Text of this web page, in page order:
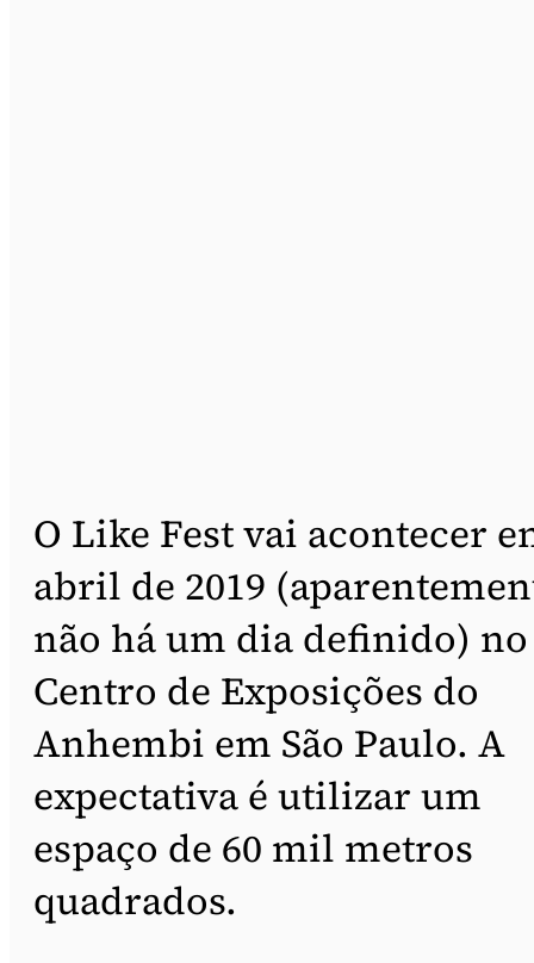
O Like Fest vai acontecer
abril de 2019
não há um dia definido) no
Centro de Exposições do
Anhembi em São Paulo. A
expectativa é utilizar um
espaço de 60 mil metros
quadrados.